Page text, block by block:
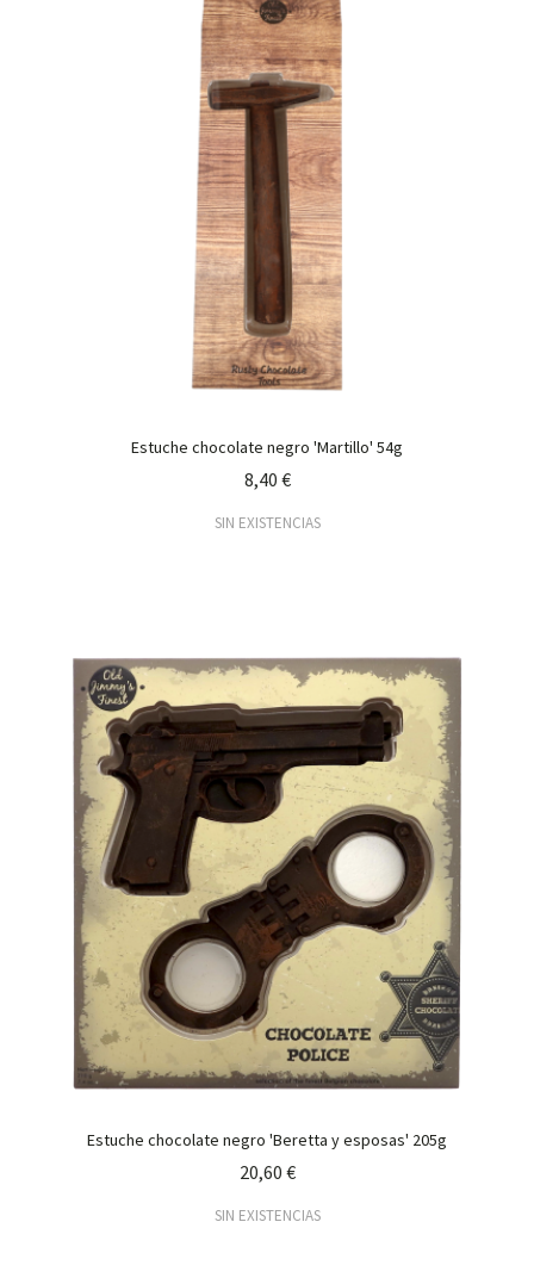
Estuche chocolate negro 'Martillo' 54g
8,40 €
SIN EXISTENCIAS
Estuche chocolate negro 'Beretta y esposas' 205g
20,60 €
SIN EXISTENCIAS